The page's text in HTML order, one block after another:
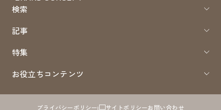
検索
記事
特集
お役立ちコンテンツ
プライバシーポリシー サイトポリシーお問い合わせ